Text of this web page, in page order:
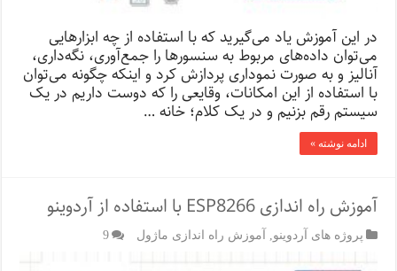
در این آموزش یاد می‌گیرید که با استفاده از چه ابزارهایی
می‌توان داده‌‌های مربوط به سنسورها را جمع‌آوری، نگه‌داری،
آنالیز و به صورت نموداری پردازش کرد و اینکه چگونه می‌توان
با استفاده از این‌ امکانات، وقایعی را که دوست داریم در یک
سیستم رقم بزنیم و در یک کلام؛ خانه …
ادامه نوشته »
آموزش راه اندازی ESP8266 با استفاده از آردوینو
پروژه های آردوینو آموزش راه اندازی ماژول 9